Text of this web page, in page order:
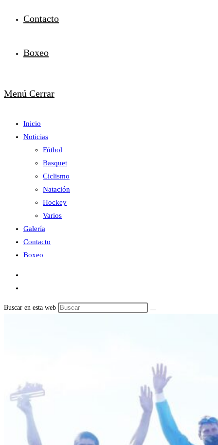
Contacto
Boxeo
Menú Cerrar
Inicio
Noticias
Fútbol
Basquet
Ciclismo
Natación
Hockey
Varios
Galería
Contacto
Boxeo
Buscar en esta web